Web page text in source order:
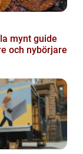
guide
och nybörjare